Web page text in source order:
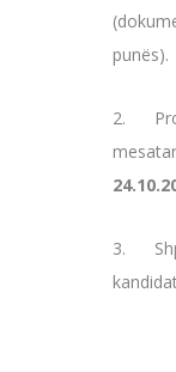
punës).
2.
3.